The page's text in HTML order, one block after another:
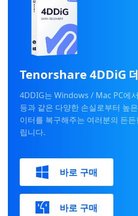
Tenorshare 4DDiG
4DDIG는 Windows / Mac PC에
등과 같은 다양한 손실로부터 높
이터를 복구해주는 여러분의 든
립니다.
바로 구매
바로 구매